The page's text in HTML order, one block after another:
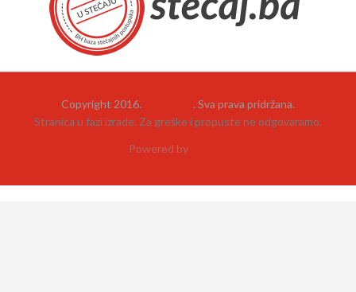
Copyright 2016.
. Sva prava pridržana.
Stranica u fazi izrade. Za greške i propuste ne odgovaramo.
Powered by